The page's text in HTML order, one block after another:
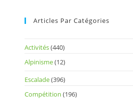
Articles Par Catégories
Activités(440)
Alpinisme(12)
Escalade(396)
Compétition (196)